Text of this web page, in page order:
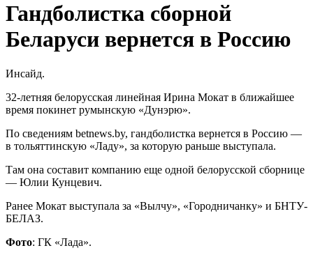
Гандболистка сборной
Беларуси вернется в Россию
Инсайд.
32-летняя белорусская линейная Ирина Мокат в ближайшее
время покинет румынскую «Дунэрю».
По сведениям betnews.by, гандболистка вернется в Россию —
в тольяттинскую «Ладу», за которую раньше выступала.
Там она составит компанию еще одной белорусской сборнице
— Юлии Кунцевич.
Ранее Мокат выступала за «Вылчу», «Городничанку» и БНТУ-
БЕЛАЗ.
Фото: ГК «Лада».